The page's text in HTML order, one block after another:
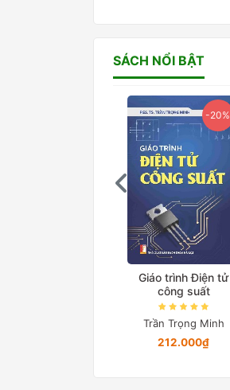
SÁCH NỔI BẬT
-20%
Giáo trình Điện tử
công suất
Trần Trọng Minh
212.000₫